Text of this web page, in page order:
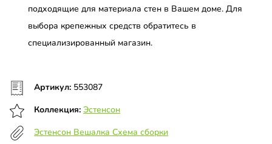
подходящие для материала стен в Вашем доме. Для
выбора крепежных средств обратитесь в
специализированный магазин.
Артикул: 553087
Коллекция: Эстенсон
Эстенсон Вешалка Схема сборки